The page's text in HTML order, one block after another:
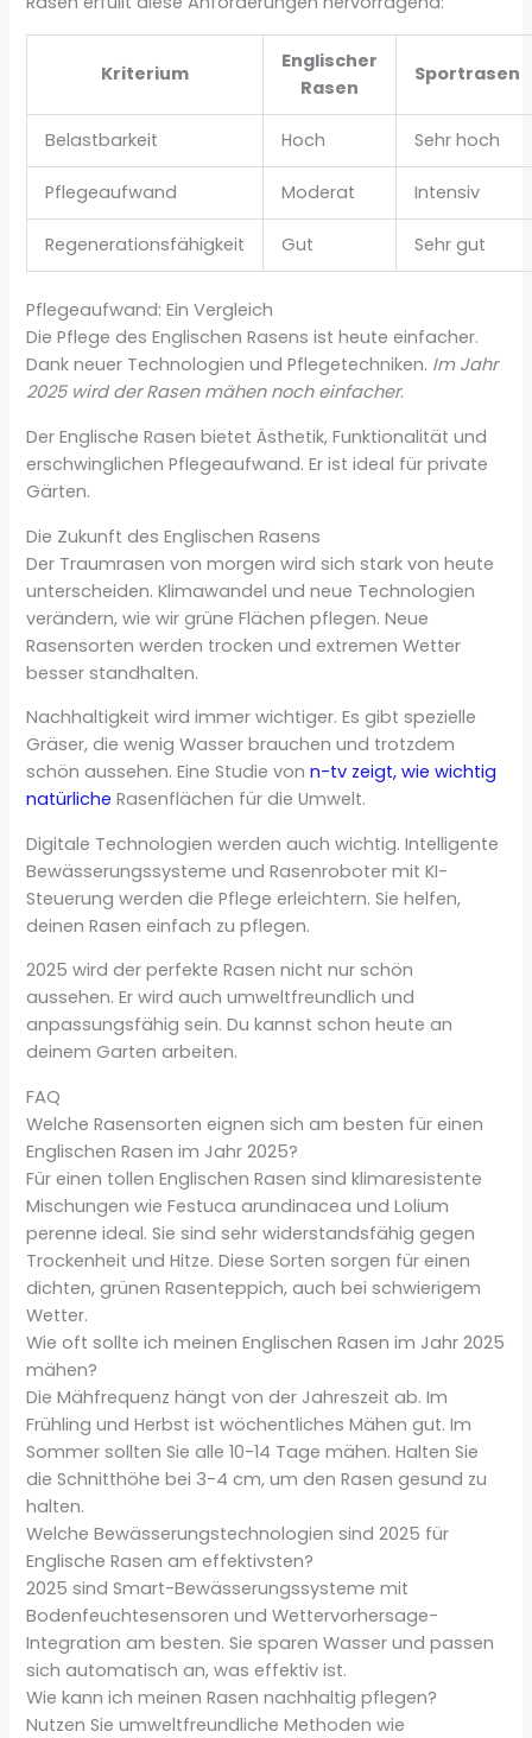
Kriterium
Englischer
Rasen
Sportrasen
Belastbarkeit Hoch Sehr hoch
Pflegeaufwand Moderat Intensiv
Regenerationsfähigkeit Gut Sehr gut
Pflegeaufwand: Ein Vergleich
Die Pflege des Englischen Rasens ist heute einfacher.
Dank neuer Technologien und Pflegetechniken. Im Jahr
2025 wird der Rasen mähen noch einfacher.
Der Englische Rasen bietet Ästhetik, Funktionalität und
erschwinglichen Pflegeaufwand. Er ist ideal für private
Gärten.
Die Zukunft des Englischen Rasens
Der Traumrasen von morgen wird sich stark von heute
unterscheiden. Klimawandel und neue Technologien
verändern, wie wir grüne Flächen pflegen. Neue
Rasensorten werden trocken und extremen Wetter
besser standhalten.
Nachhaltigkeit wird immer wichtiger. Es gibt spezielle
Gräser, die wenig Wasser brauchen und trotzdem
schön aussehen. Eine Studie vonn-tv zeigt, wie wichtig
natürliche Rasenflächen für die Umwelt.
Digitale Technologien werden auch wichtig. Intelligente
Bewässerungssysteme und Rasenroboter mit KI-
Steuerung werden die Pflege erleichtern. Sie helfen,
deinen Rasen einfach zu pflegen.
2025 wird der perfekte Rasen nicht nur schön
aussehen. Er wird auch umweltfreundlich und
anpassungsfähig sein. Du kannst schon heute an
deinem Garten arbeiten.
FAQ
Welche Rasensorten eignen sich am besten für einen
Englischen Rasen im Jahr 2025?
Für einen tollen Englischen Rasen sind klimaresistente
Mischungen wie Festuca arundinacea und Lolium
perenne ideal. Sie sind sehr widerstandsfähig gegen
Trockenheit und Hitze. Diese Sorten sorgen für einen
dichten, grünen Rasenteppich, auch bei schwierigem
Wetter.
Wie oft sollte ich meinen Englischen Rasen im Jahr 2025
mähen?
Die Mähfrequenz hängt von der Jahreszeit ab. Im
Frühling und Herbst ist wöchentliches Mähen gut. Im
Sommer sollten Sie alle 10-14 Tage mähen. Halten Sie
die Schnitthöhe bei 3-4 cm, um den Rasen gesund zu
halten.
Welche Bewässerungstechnologien sind 2025 für
Englische Rasen am effektivsten?
2025 sind Smart-Bewässerungssysteme mit
Bodenfeuchtesensoren und Wettervorhersage-
Integration am besten. Sie sparen Wasser und passen
sich automatisch an, was effektiv ist.
Wie kann ich meinen Rasen nachhaltig pflegen?
Nutzen Sie umweltfreundliche Methoden wie